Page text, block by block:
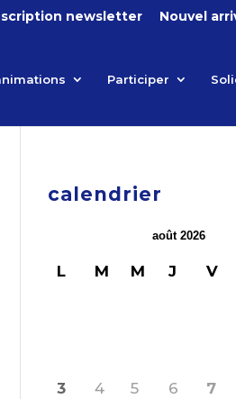
newsletter Nouvel
Participer
calendrier
août 2026
L M M J V
3 4 5 6 7